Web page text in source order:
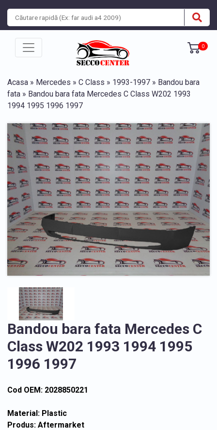
0
Acasa » Mercedes » C Class » 1993-1997 » Bandou bara
fata » Bandou bara fata Mercedes C Class W202 1993
1994 1995 1996 1997
Bandou bara fata Mercedes C
Class W202 1993 1994 1995
1996 1997
Cod OEM: 2028850221
Material: Plastic
Produs: Aftermarket